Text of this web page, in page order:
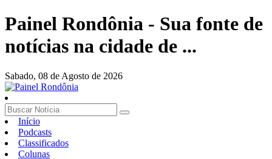
Painel Rondônia - Sua fonte de
notícias na cidade de ...
Sabado, 08 de Agosto de 2026
Início
Podcasts
Classificados
Colunas